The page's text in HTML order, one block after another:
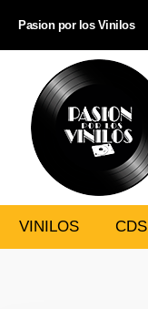
Pasion por los Vinilos
VINILOS CDS